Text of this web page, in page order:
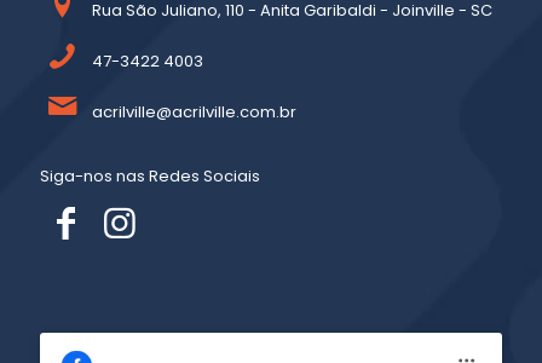
Rua São Juliano, 110 - Anita Garibaldi - Joinville - SC
47-3422 4003
acrilville@acrilville.com.br
Siga-nos nas Redes Sociais